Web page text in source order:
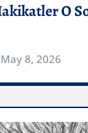
O
May 8, 2026